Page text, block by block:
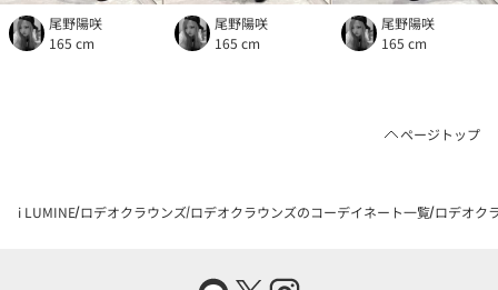
尾野陽咲
165 cm
尾野陽咲
165 cm
尾野陽咲
165 cm
ページトップ
i LUMINE ロデオクラウンズ ロデオクラウンズのコーデイネート一覧 ロデオク